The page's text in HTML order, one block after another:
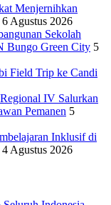
Menjernihkan
6 Agustus 2026
Sekolah
Bungo Green City 5
Field Trip ke Candi
IV Salurkan
Pemanen 5
Inklusif di
4 Agustus 2026